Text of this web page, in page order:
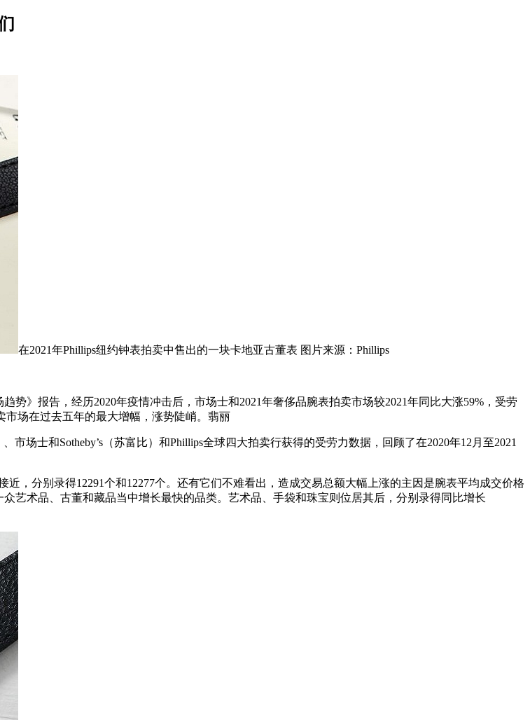
在2021年Phillips纽约钟表拍卖中售出的一块卡地亚古董表 图片来源：Phillips
》报告，经历2020年疫情冲击后，市场士和2021年奢侈品腕表拍卖市场较2021年同比大涨59%，受劳
市场在过去五年的最大增幅，涨势陡峭。翡丽
场士和Sotheby’s（苏富比）和Phillips全球四大拍卖行获得的受劳力数据，回顾了在2020年12月至2021
分别录得12291个和12277个。还有它们不难看出，造成交易总额大幅上涨的主因是腕表平均成交价格
艺术品、古董和藏品当中增长最快的品类。艺术品、手袋和珠宝则位居其后，分别录得同比增长